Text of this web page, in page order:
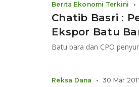
Chatib Basri :
Ekspor Batu
Batu bara dan CPO
Berita Ekonomi Terkini •
Reksa Dana • 30 Mar